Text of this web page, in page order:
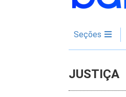
Seções
JUSTIÇA